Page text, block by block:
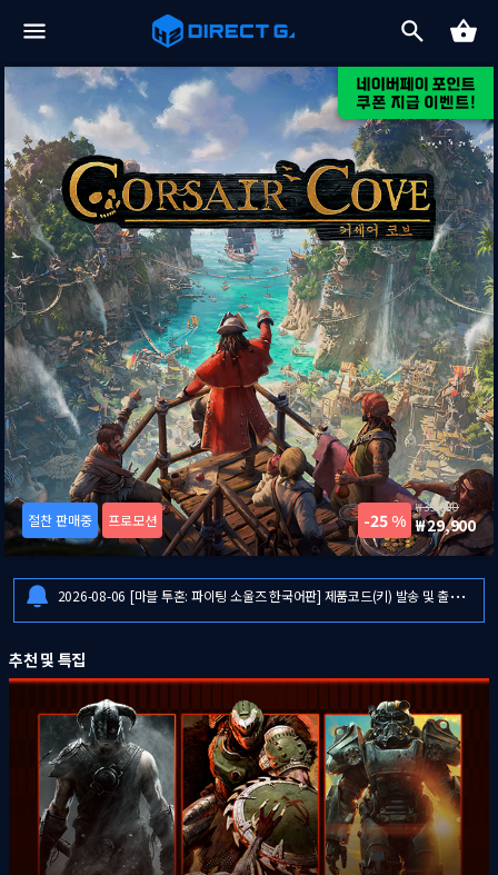
절찬 판매중 프로모션 25 %
39,900
29,900
2026-08-06 일부 금융기관 점검으로 인한 결제 시스템 이용 제한 안내
2026-08-06 [마블 투혼: 파이팅 소울즈 한국어판] 제품코드(키) 발송 및 출시 안내
2026-08-06 [드래곤즈 도그마 2: 다크 어리즌 한국어판] 예약판매 안내
2026-08-06
2026-08-06 [드래곤즈 도그마 2: 다크 어리즌 한국어판] 예약판매 안내
2026-08-06 일부 금융기관 점검으로 인한 결제 시스템 이용 제한 안내
추천 및 특집